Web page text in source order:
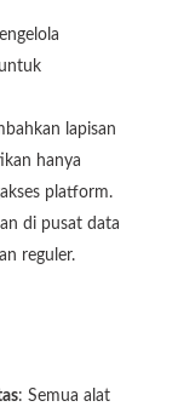
lapisan
hanya
platform.
di pusat data
reguler.
: Semua alat